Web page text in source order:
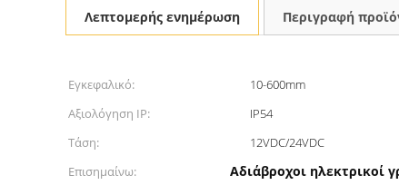
Λεπτομερής ενημέρωση Περιγραφή
Εγκεφαλικό: 10-600mm
Αξιολόγηση IP:
IP54
Τάση:
12VDC/24VDC
Επισημαίνω:
Αδιάβροχοι ηλεκτρικοί